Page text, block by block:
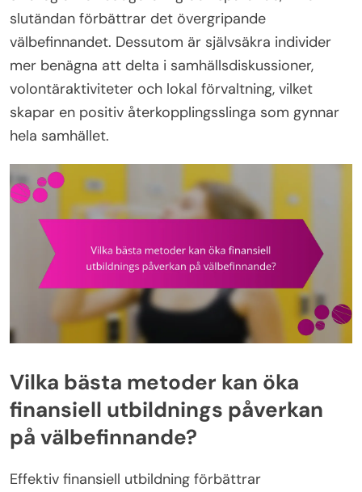
slutändan förbättrar det övergripande
välbefinnandet. Dessutom är självsäkra individer
mer benägna att delta i samhällsdiskussioner,
volontäraktiviteter och lokal förvaltning, vilket
skapar en positiv återkopplingsslinga som gynnar
hela samhället.
Vilka bästa metoder kan öka
finansiell utbildnings påverkan
på välbefinnande?
Effektiv finansiell utbildning förbättrar